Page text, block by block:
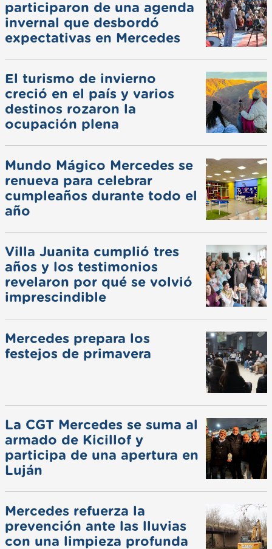
participaron de una agenda
invernal que desbordó
expectativas en Mercedes
El turismo de invierno
creció en el país y varios
destinos rozaron la
ocupación plena
Mundo Mágico Mercedes se
renueva para celebrar
cumpleaños durante todo el
año
Villa Juanita cumplió tres
años y los testimonios
revelaron por qué se volvió
imprescindible
Mercedes prepara los
festejos de primavera
La CGT Mercedes se suma al
armado de Kicillof y
participa de una apertura en
Luján
Mercedes refuerza la
prevención ante las lluvias
con una limpieza profunda